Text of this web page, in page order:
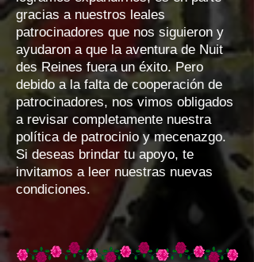
gracias a nuestros leales
patrocinadores que nos siguieron y
ayudaron a que la aventura de Nuit
des Reines fuera un éxito. Pero
debido a la falta de cooperación de
patrocinadores, nos vimos obligados
a revisar completamente nuestra
política de patrocinio y mecenazgo.
Si deseas brindar tu apoyo, te
invitamos a leer nuestras nuevas
condiciones.